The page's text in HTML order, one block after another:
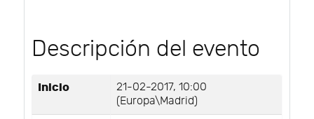
Descripción del evento
Inicio
21-02-2017, 10:00
(Europa\Madrid)